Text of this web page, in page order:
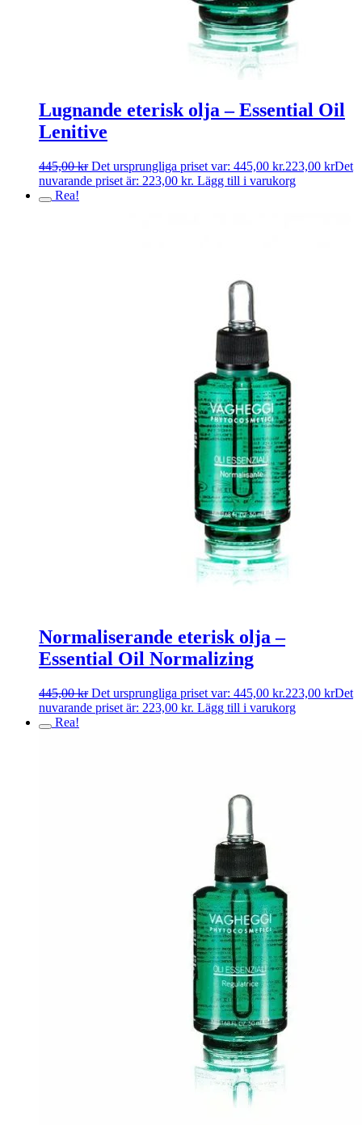
Lugnande eterisk olja – Essential Oil
Lenitive
445,00kr Det ursprungliga priset var: 445,00 kr.223,00 krDet
nuvarande priset är: 223,00 kr. Lägg till i varukorg
Rea!
Normaliserande eterisk olja –
Essential Oil Normalizing
445,00kr Det ursprungliga priset var: 445,00 kr.223,00 krDet
nuvarande priset är: 223,00 kr. Lägg till i varukorg
Rea!